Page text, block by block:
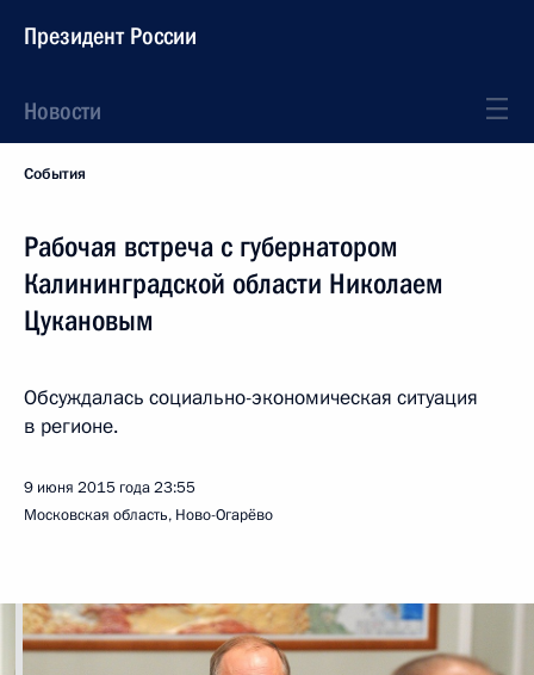
Президент России
Новости
События
Рабочая встреча с губернатором
Калининградской области Николаем
Цукановым
Обсуждалась социально-экономическая ситуация
в регионе.
9 июня 2015 года23:55
Московская область, Ново-Огарёво